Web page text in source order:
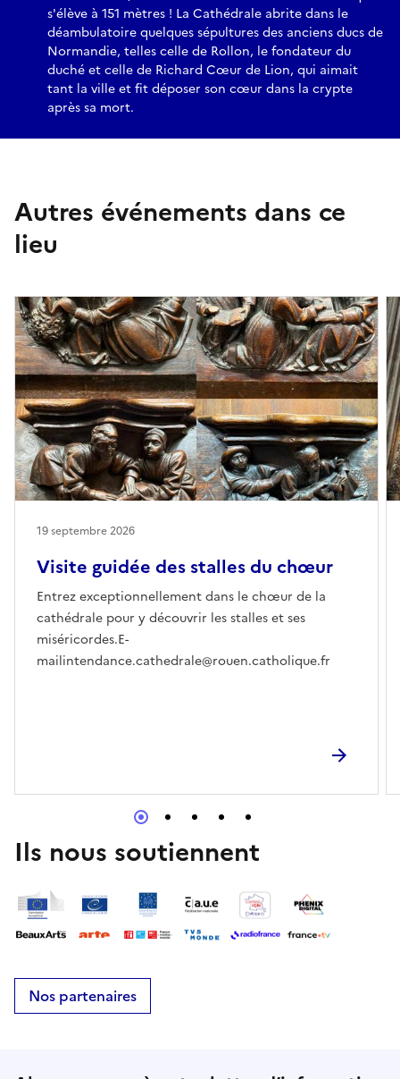
s'élève à 151 mètres ! La Cathédrale abrite dans le
déambulatoire quelques sépultures des anciens ducs de
Normandie, telles celle de Rollon, le fondateur du
duché et celle de Richard Cœur de Lion, qui aimait
tant la ville et fit déposer son cœur dans la crypte
après sa mort.
Autres événements dans ce
lieu
Visite guidée des stalles du chœur
Entrez exceptionnellement dans le chœur de la
cathédrale pour y découvrir les stalles et ses
miséricordes.E-
mailintendance.cathedrale@rouen.catholique.fr
19 septembre 2026
Ils nous soutiennent
Nos partenaires